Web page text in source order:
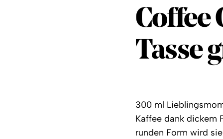
Coffee
Coffee
Tasse
300 ml
Kaffee dank dickem
runden Form wird